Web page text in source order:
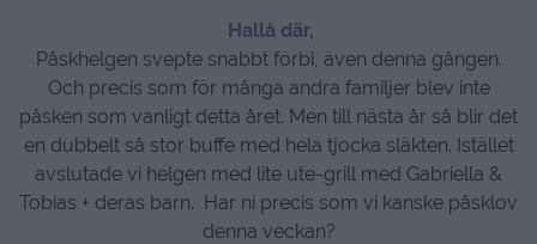
Hallå där,
Påskhelgen svepte snabbt förbi, även denna gången.
Och precis som för många andra familjer blev inte
påsken som vanligt detta året. Men till nästa år så blir det
en dubbelt så stor buffe med hela tjocka släkten. Istället
avslutade vi helgen med lite ute-grill med Gabriella &
Tobias + deras barn. Har ni precis som vi kanske påsklov
denna veckan?